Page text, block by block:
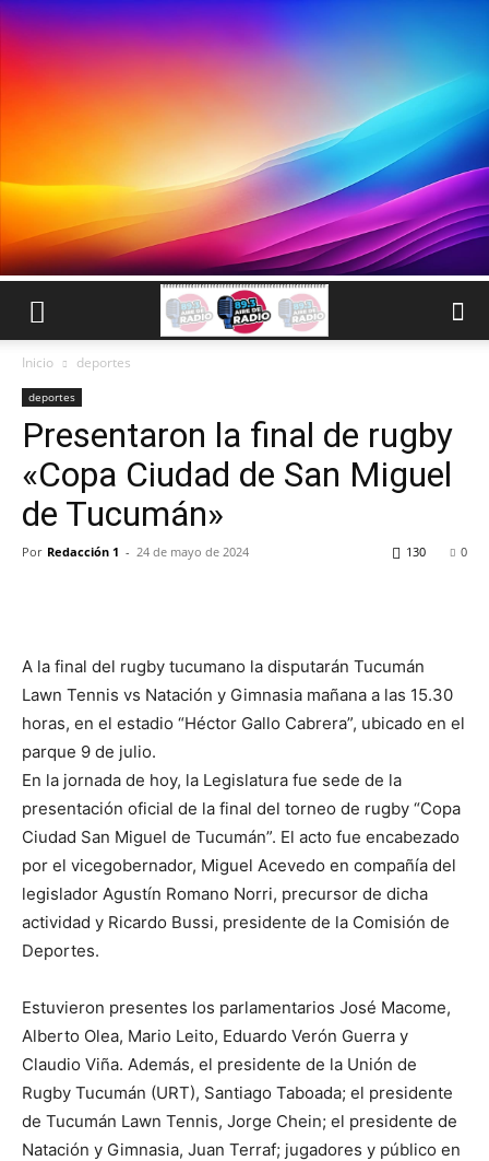
Inicio deportes
deportes
Presentaron la final de rugby
«Copa Ciudad de San Miguel
de Tucumán»
Por Redacción 1 - 24 de mayo de 2024 0
130
A la final del rugby tucumano la disputarán Tucumán
Lawn Tennis vs Natación y Gimnasia mañana a las 15.30
horas, en el estadio “Héctor Gallo Cabrera”, ubicado en el
parque 9 de julio.
En la jornada de hoy, la Legislatura fue sede de la
presentación oficial de la final del torneo de rugby “Copa
Ciudad San Miguel de Tucumán”. El acto fue encabezado
por el vicegobernador, Miguel Acevedo en compañía del
legislador Agustín Romano Norri, precursor de dicha
actividad y Ricardo Bussi, presidente de la Comisión de
Deportes.
Estuvieron presentes los parlamentarios José Macome,
Alberto Olea, Mario Leito, Eduardo Verón Guerra y
Claudio Viña. Además, el presidente de la Unión de
Rugby Tucumán (URT), Santiago Taboada; el presidente
de Tucumán Lawn Tennis, Jorge Chein; el presidente de
Natación y Gimnasia, Juan Terraf; jugadores y público en